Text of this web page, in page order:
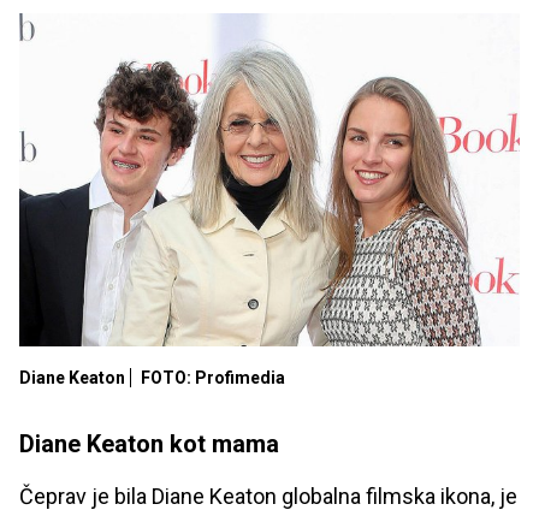
Diane Keaton FOTO: Profimedia
Diane Keaton kot mama
Čeprav je bila Diane Keaton globalna filmska ikona, je